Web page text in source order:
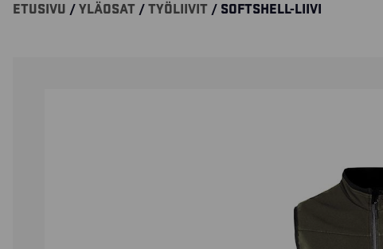
ETUSIVU /YLÄOSAT /TYÖLIIVIT / SOFTSHELL-LIIVI